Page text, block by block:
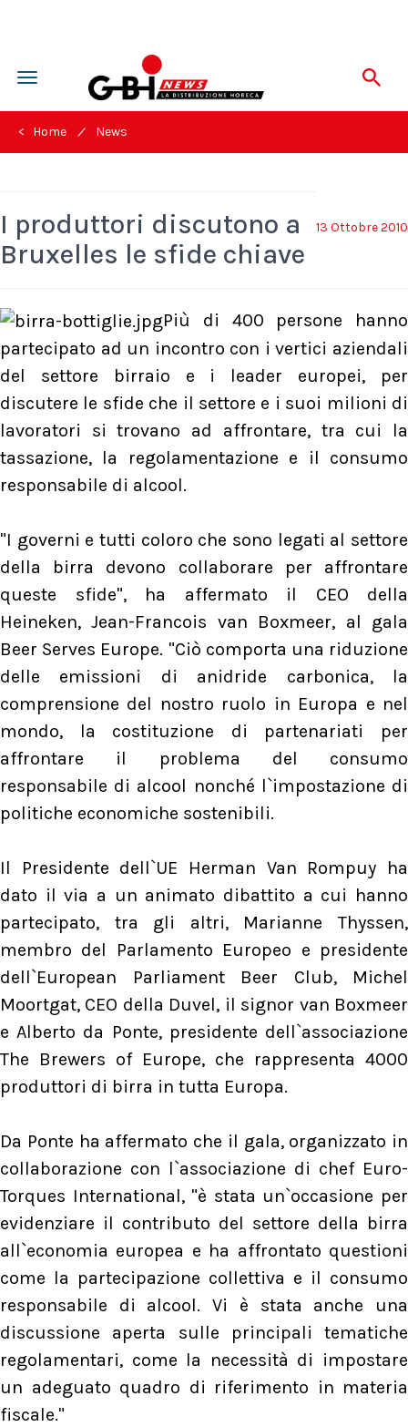
Toggle
navigation
< Home / News
13 Ottobre 2010
I produttori discutono a
Bruxelles le sfide chiave
Più di 400 persone hanno
partecipato ad un incontro con i vertici aziendali
del settore birraio e i leader europei, per
discutere le sfide che il settore e i suoi milioni di
lavoratori si trovano ad affrontare, tra cui la
tassazione, la regolamentazione e il consumo
responsabile di alcool.
"I governi e tutti coloro che sono legati al settore
della birra devono collaborare per affrontare
queste sfide", ha affermato il CEO della
Heineken, Jean-Francois van Boxmeer, al gala
Beer Serves Europe. "Ciò comporta una riduzione
delle emissioni di anidride carbonica, la
comprensione del nostro ruolo in Europa e nel
mondo, la costituzione di partenariati per
affrontare il problema del consumo
responsabile di alcool nonché l`impostazione di
politiche economiche sostenibili.
Il Presidente dell`UE Herman Van Rompuy ha
dato il via a un animato dibattito a cui hanno
partecipato, tra gli altri, Marianne Thyssen,
membro del Parlamento Europeo e presidente
dell`European Parliament Beer Club, Michel
Moortgat, CEO della Duvel, il signor van Boxmeer
e Alberto da Ponte, presidente dell`associazione
The Brewers of Europe, che rappresenta 4000
produttori di birra in tutta Europa.
Da Ponte ha affermato che il gala, organizzato in
collaborazione con l`associazione di chef Euro-
Torques International, "è stata un`occasione per
evidenziare il contributo del settore della birra
all`economia europea e ha affrontato questioni
come la partecipazione collettiva e il consumo
responsabile di alcool. Vi è stata anche una
discussione aperta sulle principali tematiche
regolamentari, come la necessità di impostare
un adeguato quadro di riferimento in materia
fiscale."